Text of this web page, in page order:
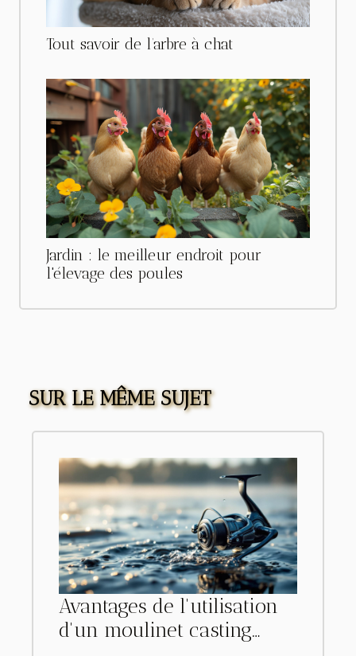
Tout savoir de l’arbre à chat
Jardin : le meilleur endroit pour
l'élevage des poules
SUR LE MÊME SUJET
Avantages de l'utilisation
d'un moulinet casting